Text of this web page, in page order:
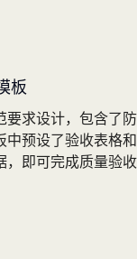
板
要求设计，包含了防
中预设了验收表格和
，即可完成质量验收